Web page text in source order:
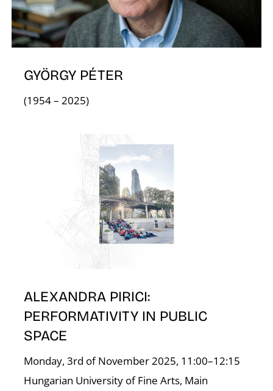
GYÖRGY PÉTER
(1954 – 2025)
ALEXANDRA PIRICI:
PERFORMATIVITY IN PUBLIC
SPACE
Monday, 3rd of November 2025, 11:00–12:15
Hungarian University of Fine Arts, Main